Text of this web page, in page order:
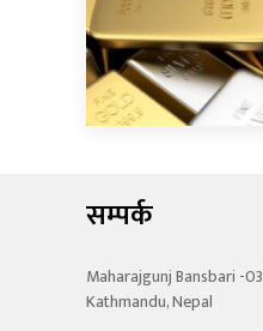
सम्पर्क
Maharajgunj Bansbari -03
Kathmandu, Nepal